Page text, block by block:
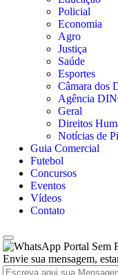
Policial
Economia
Agro
Justiça
Saúde
Esportes
Câmara dos
Agência
Geral
Direitos
Notícias de
Guia Comercial
Futebol
Concursos
Eventos
Vídeos
Contato
Portal Sem
Envie sua mensagem,